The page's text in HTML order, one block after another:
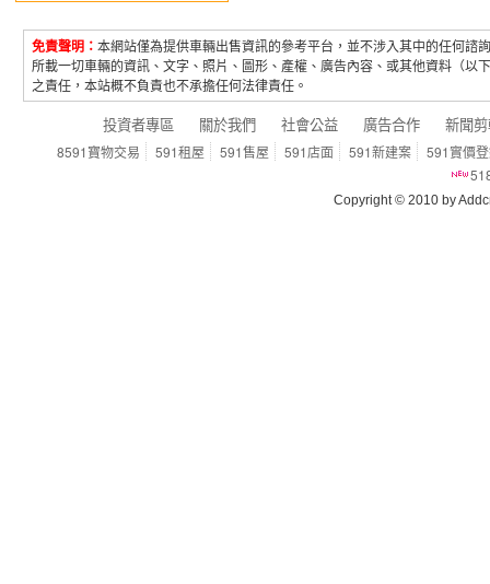
免責聲明： 本網站僅為提供車輛出售資訊的參考平台，並不涉入其中的任何
所載一切車輛的資訊、文字、照片、圖形、產權、廣告內容、或其他資料（
之責任，本站概不負責也不承擔任何法律責任。
投資者專區 關於我們 社會公益 廣告合作 新聞
8591寶物交易 591租屋 591售屋 591店面 591新建案
591實價
Copyright © 2010 by